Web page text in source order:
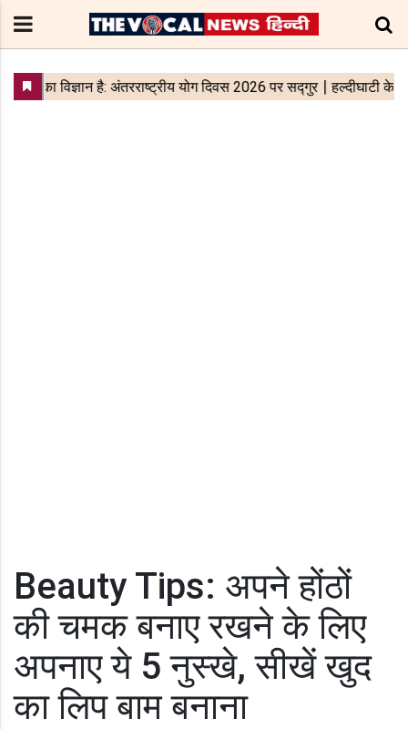
Beauty Tips: अपने होंठों
की चमक बनाए रखने के लिए
अपनाए ये 5 नुस्खे, सीखें खुद
का लिप बाम बनाना